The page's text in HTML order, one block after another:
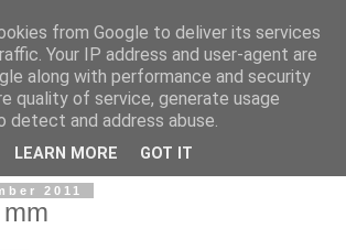
2011
from Google to deliver its services
Your IP address and user-agent are
along with performance and security
quality of service, generate usage
detect and address abuse.
LEARN MORE GOT IT